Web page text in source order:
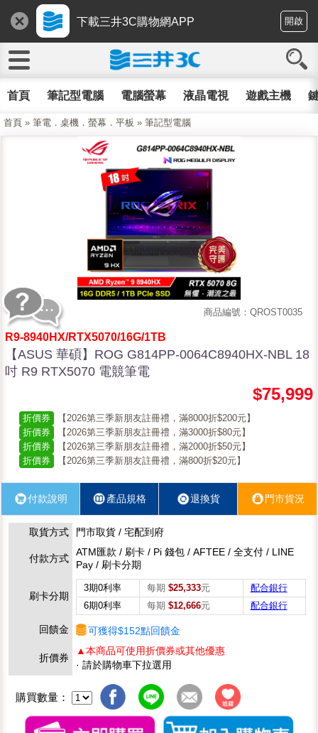
下載三井3C購物網APP 開啟
首頁 筆記型電腦 電腦螢幕 液晶電視 遊戲主機
首頁 » 筆電．桌機．螢幕．平板 » 筆記型電腦
商品編號：QROST0035
R9-8940HX/RTX5070/16G/1TB
【ASUS 華碩】ROG G814PP-0064C8940HX-NBL 18
吋 R9 RTX5070 電競筆電
$75,999
折價券
【2026第三季新朋友註冊禮，滿8000折$200元】
折價券
【2026第三季新朋友註冊禮，滿3000折$80元】
折價券
【2026第三季新朋友註冊禮，滿2000折$50元】
折價券
【2026第三季新朋友註冊禮，滿800折$20元】
付款說明 產品規格 退換貨 門市貨況
取貨方式 門市取貨 / 宅配到府
付款方式
ATM匯款 / 刷卡 / Pi 錢包 / AFTEE / 全支付 / LINE
Pay / 刷卡分期
刷卡分期
3期0利率 每期 $25,333元
配合銀行
6期0利率
每期 $12,666元 配合銀行
回饋金 可獲得$152點回饋金
折價券
▲本商品可使用折價券或其他優惠
· 請於購物車下拉選用
購買數量：